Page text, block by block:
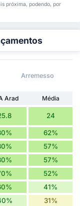
próxima, podendo, por
Arremesso
Arad
Média
24
62%
57%
57%
52%
41%
31%